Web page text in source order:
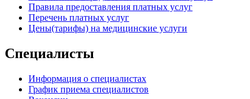
Правила предоставления платных услуг
Перечень платных услуг
Цены(тарифы) на медицинские услуги
Специалисты
Информация о специалистах
График приема специалистов